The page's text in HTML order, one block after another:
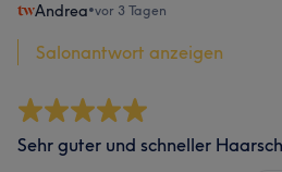
Andrea•vor 3 Tagen
Salonantwort anzeigen
Sehr guter und schneller